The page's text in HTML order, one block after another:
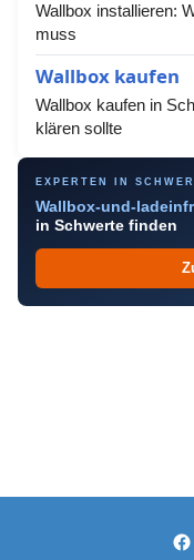
Wallbox installieren:
muss
Wallbox kaufen
Wallbox kaufen in
klären sollte
EXPERTEN IN
Wallbox-und-
in Schwerte finden